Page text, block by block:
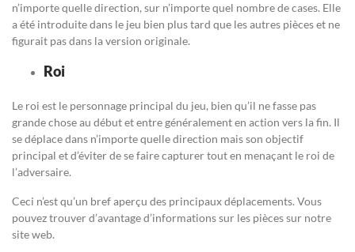
n’importe quelle direction, sur n’importe quel nombre de cases. Elle
a été introduite dans le jeu bien plus tard que les autres pièces et ne
figurait pas dans la version originale.
Roi
Le roi est le personnage principal du jeu, bien qu’il ne fasse pas
grande chose au début et entre généralement en action vers la fin. Il
se déplace dans n’importe quelle direction mais son objectif
principal et d’éviter de se faire capturer tout en menaçant le roi de
l’adversaire.
Ceci n’est qu’un bref aperçu des principaux déplacements. Vous
pouvez trouver d’avantage d’informations sur les pièces sur notre
site web.